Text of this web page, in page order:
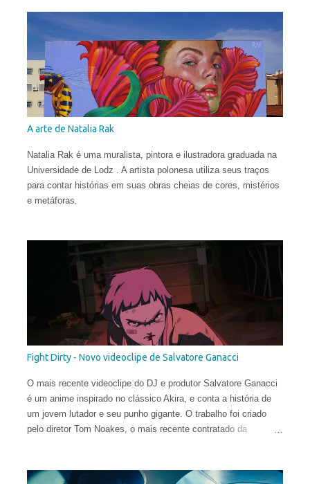
A arte de Natalia Rak
Natalia Rak é uma muralista, pintora e ilustradora graduada na
Universidade de Lodz . A artista polonesa utiliza seus traços
para contar histórias em suas obras cheias de cores, mistérios
e metáforas.
Fight Dirty - Novo videoclipe de Salvatore Ganacci
O mais recente videoclipe do DJ e produtor Salvatore Ganacci
é um anime inspirado no clássico Akira, e conta a história de
um jovem lutador e seu punho gigante. O trabalho foi criado
pelo diretor Tom Noakes, o mais recente contratado da
Trub Animation.